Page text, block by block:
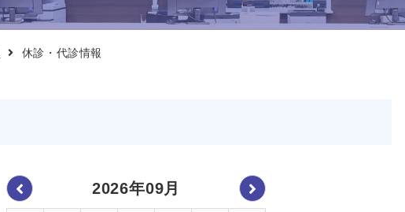
休診・代診情報
2026年09月